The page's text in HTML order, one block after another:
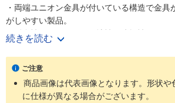
・両端ユニオン金具が付いている構造で金具
がしやすい製品。
・耐食性に優れる。・可撓性・防振性に優れ
定し、高品質を維持できる。
・チューブ内径が大きいため、圧力損失が少
すい構造。
・あらかじめユニオンにシール剤が塗布され
シール剤を塗る手間が省ける。
続きを読む
ご注意
商品画像は代表画像となります。形状や
に仕様が異なる場合がございます。